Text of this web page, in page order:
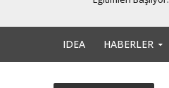
IDEA HABERLER